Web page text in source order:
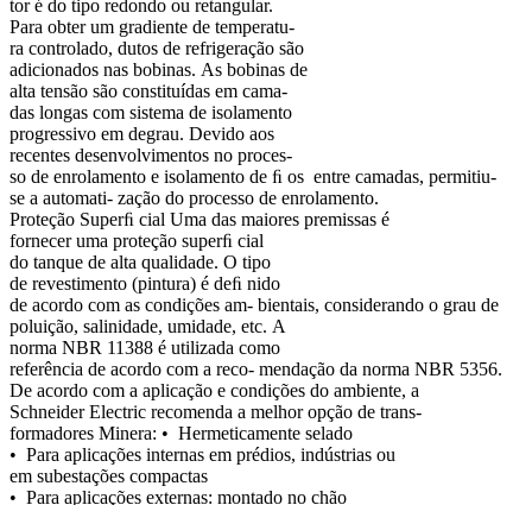
tor é do tipo redondo ou retangular.
Para obter um gradiente de temperatu-
ra controlado, dutos de refrigeração são
adicionados nas bobinas. As bobinas de
alta tensão são constituídas em cama-
das longas com sistema de isolamento
progressivo em degrau. Devido aos
recentes desenvolvimentos no proces-
so de enrolamento e isolamento de ﬁ os entre camadas, permitiu-
se a automati- zação do processo de enrolamento.
Proteção Superﬁ cial Uma das maiores premissas é
fornecer uma proteção superﬁ cial
do tanque de alta qualidade. O tipo
de revestimento (pintura) é deﬁ nido
de acordo com as condições am- bientais, considerando o grau de
poluição, salinidade, umidade, etc. A
norma NBR 11388 é utilizada como
referência de acordo com a reco- mendação da norma NBR 5356.
De acordo com a aplicação e condições do ambiente, a
Schneider Electric recomenda a melhor opção de trans-
formadores Minera: • Hermeticamente selado
• Para aplicações internas em prédios, indústrias ou
em subestações compactas
• Para aplicações externas: montado no chão